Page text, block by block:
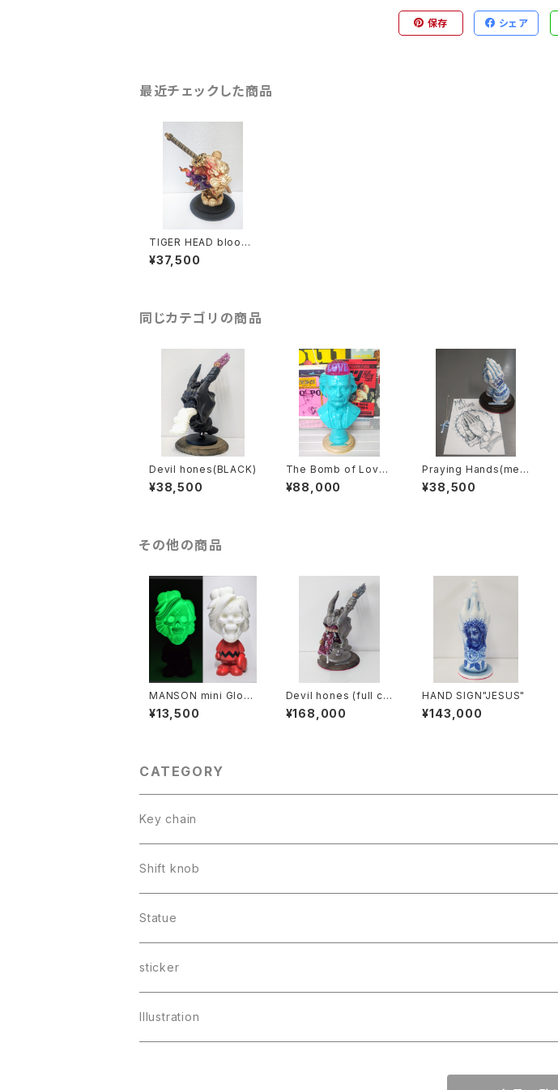
保存 シェア
最近チェックした商品
TIGER HEAD bloody
× clear purple oran
ge(flame)
¥37,500
同じカテゴリの商品
Devil hones(BLACK)
¥38,500
The Bomb of Love
(cerulean blue)
¥88,000
Praying Hands(mem
ento mori ＆ bones)
¥38,500
その他の商品
MANSON mini Glow
in the dark(green発
光)
¥13,500
Devil hones (full co
lor: METAL paint)
¥168,000
HAND SIGN"JESUS"
¥143,000
CATEGORY
Key chain
Shift knob
Statue
sticker
Illustration